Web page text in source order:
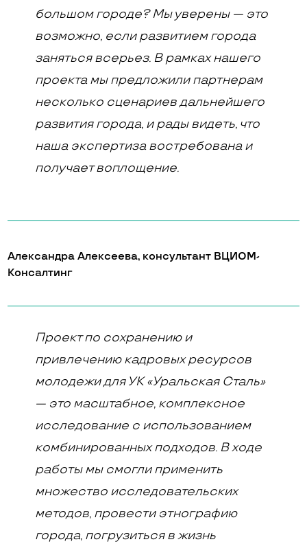
большом городе? Мы уверены — это
возможно, если развитием города
заняться всерьез. В рамках нашего
проекта мы предложили партнерам
несколько сценариев дальнейшего
развития города, и рады видеть, что
наша экспертиза востребована и
получает воплощение.
Александра Алексеева, консультант ВЦИОМ-
Консалтинг
Проект по сохранению и
привлечению кадровых ресурсов
молодежи для УК «Уральская Сталь»
— это масштабное, комплексное
исследование с использованием
комбинированных подходов. В ходе
работы мы смогли применить
множество исследовательских
методов, провести этнографию
города, погрузиться в жизнь